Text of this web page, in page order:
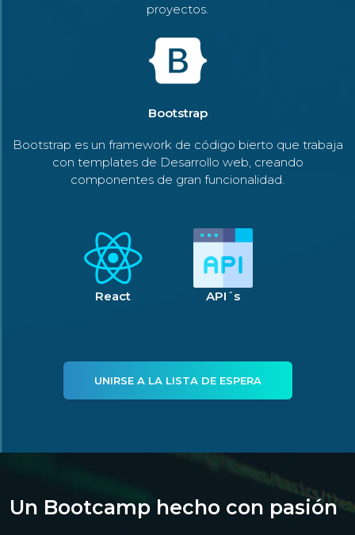
proyectos.
Bootstrap
Bootstrap es un framework de código bierto que trabaja
con templates de Desarrollo web, creando
componentes de gran funcionalidad.
React API´s
UNIRSE A LA LISTA DE ESPERA
Un Bootcamp hecho con pasión